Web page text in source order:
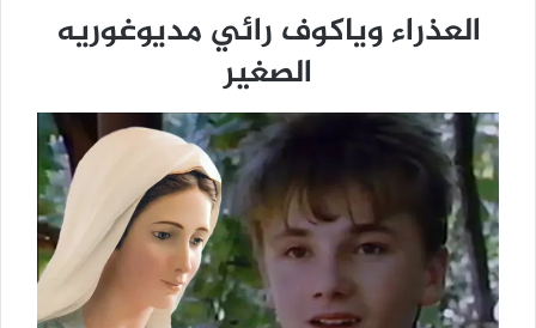
العذراء وياكوف رائي مديوغوريه
الصغير